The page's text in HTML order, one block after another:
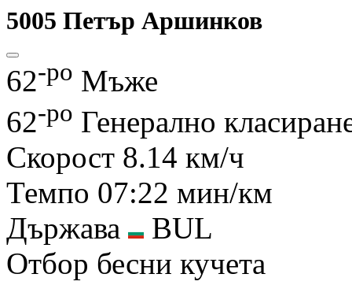
5005 Петър Аршинков
62-ро Мъже
62-ро Генерално
Скорост 8.14 км/ч
Темпо 07:22 мин/км
Държава
BUL
Отбор бесни кучета